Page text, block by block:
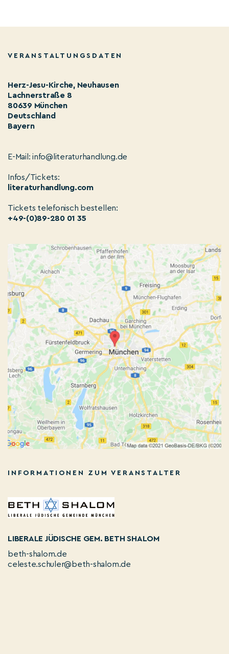
VERANSTALTUNGSDATEN
Herz-Jesu-Kirche, Neuhausen
Lachnerstraße 8
80639 München
Deutschland
Bayern
E-Mail: info@literaturhandlung.de
Infos/Tickets:
literaturhandlung.com
Tickets telefonisch bestellen:
+49-(0)89-280 01 35
INFORMATIONEN ZUM VERANSTALTER
LIBERALE JÜDISCHE GEM. BETH SHALOM
beth-shalom.de
celeste.schuler@beth-shalom.de